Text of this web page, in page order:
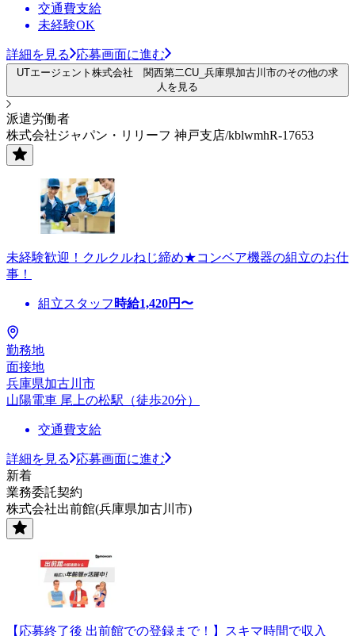
交通費支給
未経験OK
詳細を見る 応募画面に進む
UTエージェント株式会社 関西第二CU_兵庫県加古川市のその他の求
人を見る
派遣労働者
株式会社ジャパン・リリーフ 神戸支店/kblwmhR-17653
未経験歓迎！クルクルねじ締め★コンベア機器の組立のお仕
事！
組立スタッフ 時給1,420円〜
勤務地
面接地
兵庫県加古川市
山陽電車 尾上の松駅（徒歩20分）
交通費支給
詳細を見る
応募画面に進む
新着
業務委託契約
株式会社出前館(兵庫県加古川市)
【応募終了後 出前館での登録まで！】スキマ時間で収入